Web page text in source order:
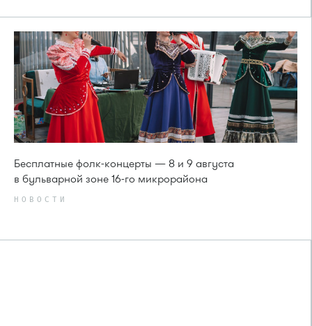
Бесплатные фолк-концерты — 8 и 9 августа
в бульварной зоне 16-го микрорайона
НОВОСТИ